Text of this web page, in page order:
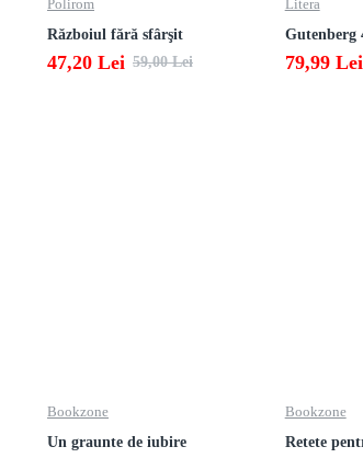
Polirom
Războiul fără sfârşit
47,20 Lei 59,00 Lei
Litera
79,99 Lei
Bookzone
Un graunte de iubire
Bookzone